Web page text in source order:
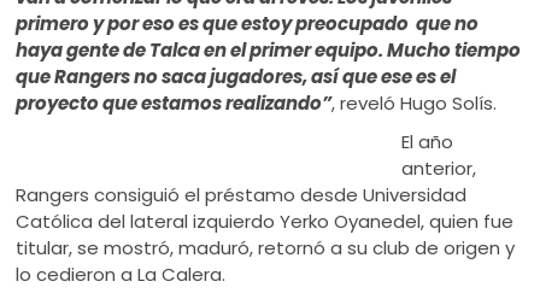
primero y por eso es que estoy preocupado que no
haya gente de Talca en el primer equipo. Mucho tiempo
que Rangers no saca jugadores, así que ese es el
proyecto que estamos realizando”, reveló Hugo Solís.
El año
anterior,
Rangers consiguió el préstamo desde Universidad
Católica del lateral izquierdo Yerko Oyanedel, quien fue
titular, se mostró, maduró, retornó a su club de origen y
lo cedieron a La Calera.